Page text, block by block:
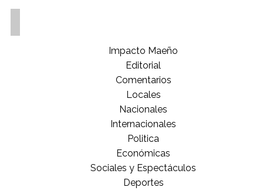
Impacto Maeño
Editorial
Comentarios
Locales
Nacionales
Internacionales
Politica
Económicas
Sociales y Espectáculos
Deportes